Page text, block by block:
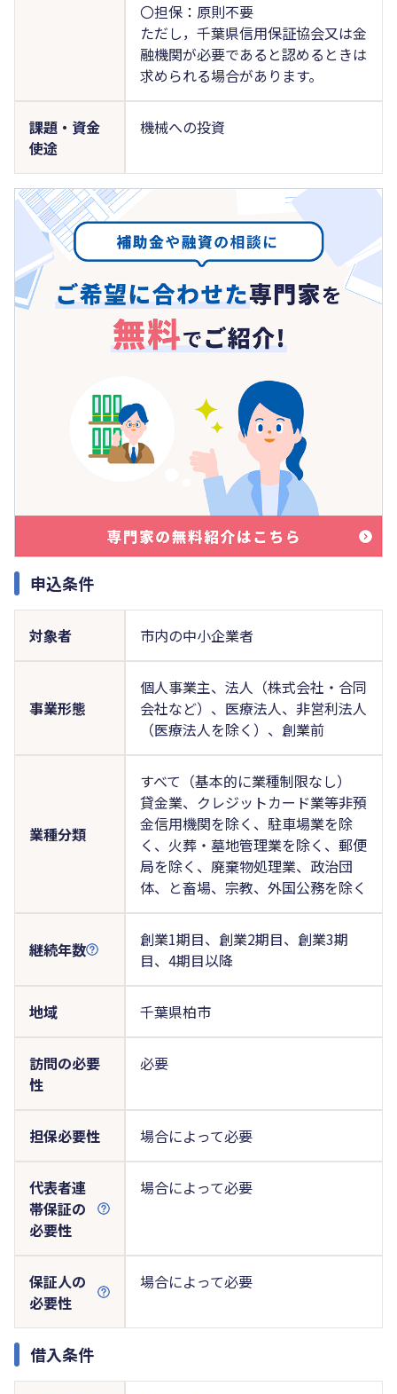
〇担保：原則不要
ただし，千葉県信用保証協会又は金
融機関が必要であると認めるときは
求められる場合があります。
課題・資金
使途
機械への投資
申込条件
対象者 市内の中小企業者
事業形態
個人事業主、法人（株式会社・合同
会社など）、医療法人、非営利法人
（医療法人を除く）、創業前
業種分類
すべて（基本的に業種制限なし）
貸金業、クレジットカード業等非預
金信用機関を除く、駐車場業を除
く、火葬・墓地管理業を除く、郵便
局を除く、廃棄物処理業、政治団
体、と畜場、宗教、外国公務を除く
継続年数
創業1期目、創業2期目、創業3期
目、4期目以降
地域 千葉県柏市
訪問の必要
性
必要
担保必要性 場合によって必要
代表者連
帯保証の
必要性
場合によって必要
保証人の
必要性
場合によって必要
借入条件